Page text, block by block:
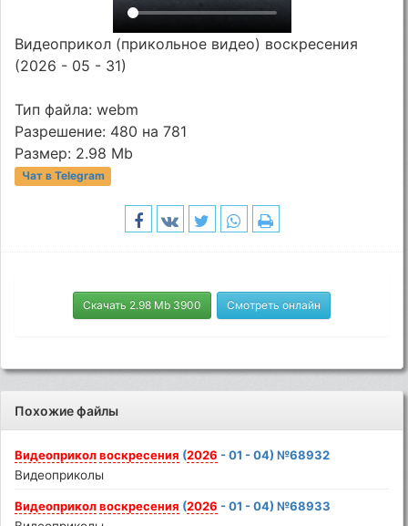
Видеоприкол (прикольное видео) воскресения
(2026 - 05 - 31)
Тип файла: webm
Разрешение: 480 на 781
Размер: 2.98 Mb
Чат в Telegram
Скачать 2.98 Mb 3900 Смотреть онлайн
Похожие файлы
Видеоприкол воскресения (2026 - 01 - 04) №68932
Видеоприколы
Видеоприкол воскресения (2026 - 01 - 04) №68933